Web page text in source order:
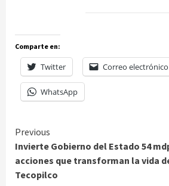
Comparte en:
Twitter Correo electrónico
WhatsApp
Continue
Reading
Previous
Invierte Gobierno del Estado 54
acciones que transforman la vida
Tecopilco